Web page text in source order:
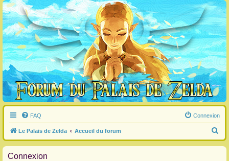
FAQ Connexion
Le Palais de Zelda Accueil du forum
e
Connexion